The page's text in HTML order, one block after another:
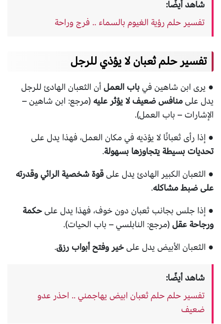
شاهد أيضًا:
تفسير حلم رؤية الغيوم بالسماء .. فرج وراحة
تفسير حلم ثعبان لا يؤذي للرجل
● يرى ابن شاهين فيباب العملأن الثعبان الهادئ للرجل
يدل علىمنافس ضعيف لا يؤثر عليه(مرجع: ابن شاهين –
الإشارات – باب العمل).
● إذا رأى ثعبانًا لا يؤذيه في مكان العمل، فهذا يدل على
تحديات بسيطة يتجاوزها بسهولة.
● الثعبان الكبير الهادئ يدل علىقوة شخصية الرائي وقدرته
على ضبط مشاكله.
● إذا جلس بجانب ثعبان دون خوف، فهذا يدل علىحكمة
ورجاحة عقل(مرجع: النابلسي – باب الحيات).
● الثعبان الأبيض يدل علىخير وفتح أبواب رزق.
شاهد أيضًا:
تفسير حلم حلم ثعبان ابيض يهاجمني .. احذر عدو
ضعيف